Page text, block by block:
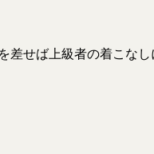
差せば上級者の着こな